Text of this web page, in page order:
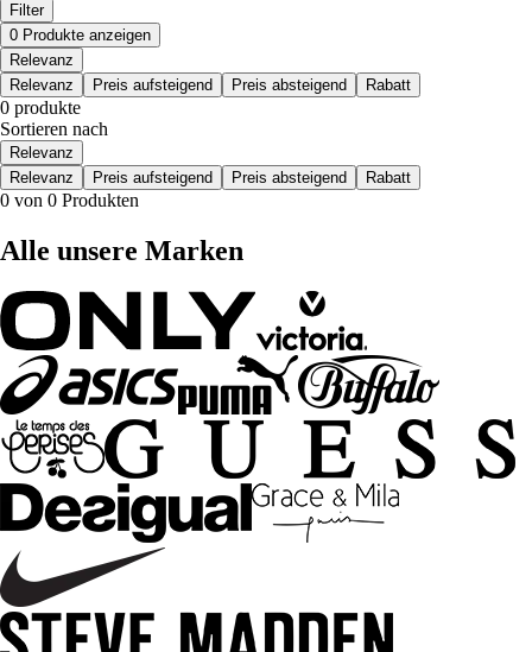
Filter
0 Produkte anzeigen
Relevanz
Relevanz
Preis aufsteigend Preis absteigend Rabatt
0 produkte
Sortieren nach
Relevanz
Relevanz
Preis aufsteigend Preis absteigend Rabatt
0 von 0 Produkten
Alle unsere Marken